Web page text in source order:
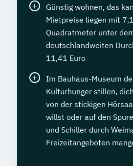
Günstig wohnen, das
Mietpreise liegen mit
Quadratmeter unter
deutschlandweiten
11,41 Euro
Im Bauhaus-Museum
Kulturhunger stillen,
von der stickigen
willst oder auf den
und Schiller durch
Freizeitangeboten